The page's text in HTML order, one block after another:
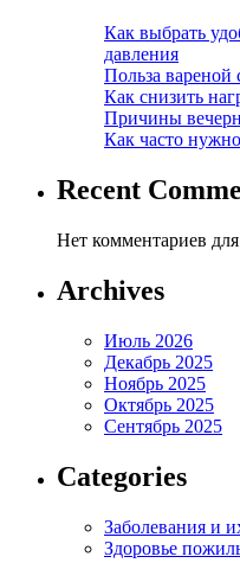
Как выбрать
давления
Польза вареной
Как снизить
Причины
Как часто
Recent
Нет комментариев
Archives
Июль 2026
Декабрь 2025
Ноябрь 2025
Октябрь 2025
Сентябрь 2025
Categories
Заболевания и
Здоровье